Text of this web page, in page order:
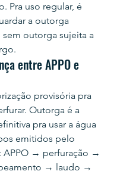
Pra uso regular, é
a outorga
outorga sujeita a
entre APPO e
provisória pra
Outorga é a
pra usar a água
emitidos pelo
APPO → perfuração →
→ laudo →